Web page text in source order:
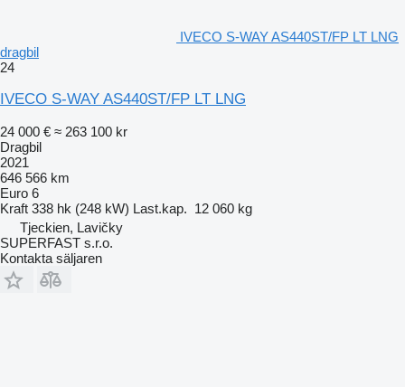
IVECO S-WAY AS440ST/FP LT LNG
dragbil
24
IVECO S-WAY AS440ST/FP LT LNG
24 000 € ≈ 263 100 kr
Dragbil
2021
646 566 km
Euro 6
Kraft 338 hk (248 kW) Last.kap. 12 060 kg
Tjeckien, Lavičky
SUPERFAST s.r.o.
Kontakta säljaren